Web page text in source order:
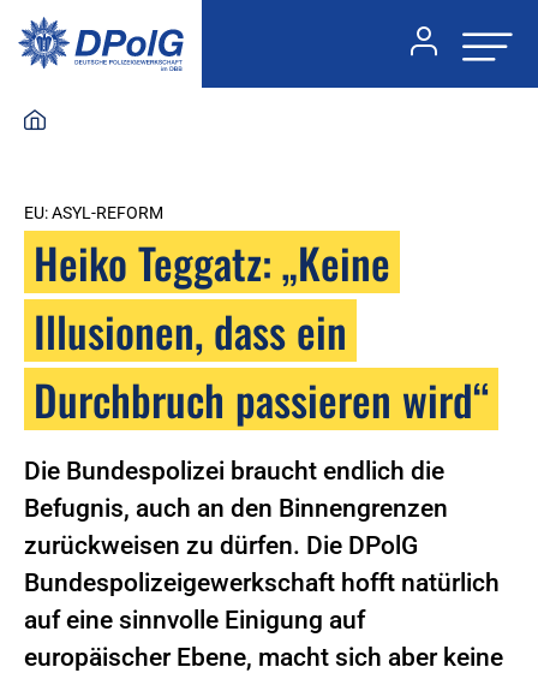
EU: ASYL-REFORM
Heiko Teggatz: „Keine
Illusionen, dass ein
Durchbruch passieren wird“
Die Bundespolizei braucht endlich die
Befugnis, auch an den Binnengrenzen
zurückweisen zu dürfen. Die DPolG
Bundespolizeigewerkschaft hofft natürlich
auf eine sinnvolle Einigung auf
europäischer Ebene, macht sich aber keine